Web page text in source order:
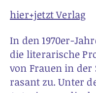
hier+jetzt Verlag
In den 1970er-
die literarische
von Frauen in der
rasant zu. Unter